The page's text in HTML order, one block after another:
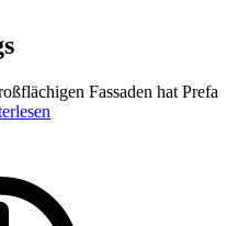
Fassaden hat Prefa